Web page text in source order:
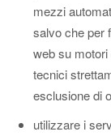
mezzi
salvo che per
web su
tecnici
esclusione di
utilizzare i